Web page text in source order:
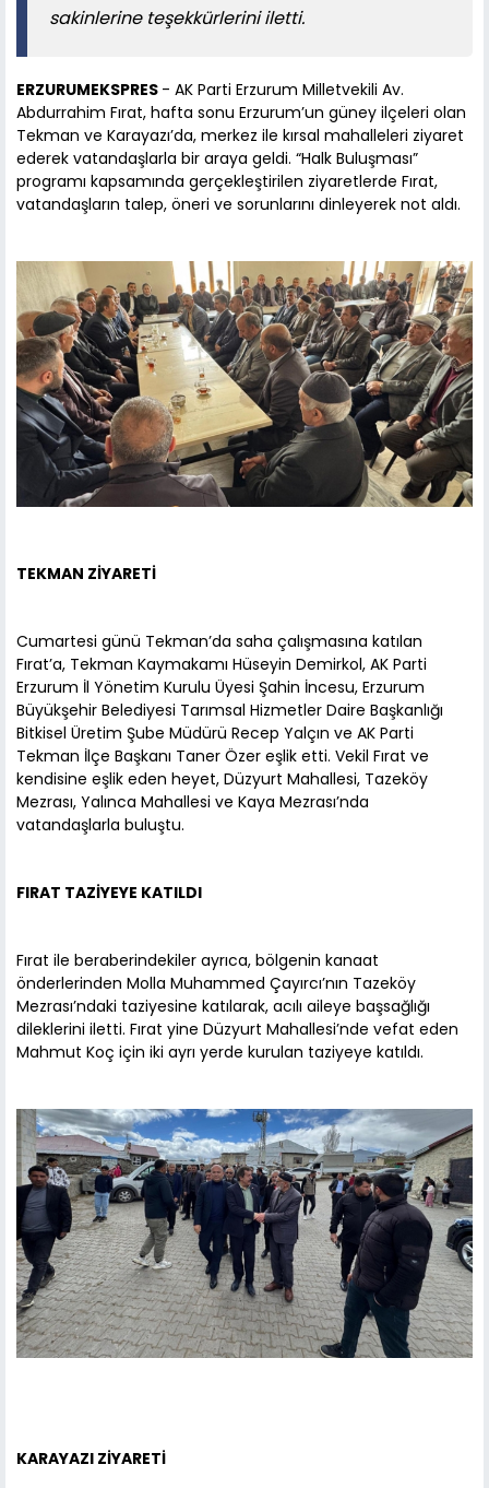
sakinlerine teşekkürlerini iletti.
ERZURUMEKSPRES - AK Parti Erzurum Milletvekili Av.
Abdurrahim Fırat, hafta sonu Erzurum’un güney ilçeleri olan
Tekman ve Karayazı’da, merkez ile kırsal mahalleleri ziyaret
ederek vatandaşlarla bir araya geldi. “Halk Buluşması”
programı kapsamında gerçekleştirilen ziyaretlerde Fırat,
vatandaşların talep, öneri ve sorunlarını dinleyerek not aldı.
TEKMAN ZİYARETİ
Cumartesi günü Tekman’da saha çalışmasına katılan
Fırat’a, Tekman Kaymakamı Hüseyin Demirkol, AK Parti
Erzurum İl Yönetim Kurulu Üyesi Şahin İncesu, Erzurum
Büyükşehir Belediyesi Tarımsal Hizmetler Daire Başkanlığı
Bitkisel Üretim Şube Müdürü Recep Yalçın ve AK Parti
Tekman İlçe Başkanı Taner Özer eşlik etti. Vekil Fırat ve
kendisine eşlik eden heyet, Düzyurt Mahallesi, Tazeköy
Mezrası, Yalınca Mahallesi ve Kaya Mezrası’nda
vatandaşlarla buluştu.
FIRAT TAZİYEYE KATILDI
Fırat ile beraberindekiler ayrıca, bölgenin kanaat
önderlerinden Molla Muhammed Çayırcı’nın Tazeköy
Mezrası’ndaki taziyesine katılarak, acılı aileye başsağlığı
dileklerini iletti. Fırat yine Düzyurt Mahallesi’nde vefat eden
Mahmut Koç için iki ayrı yerde kurulan taziyeye katıldı.
KARAYAZI ZİYARETİ